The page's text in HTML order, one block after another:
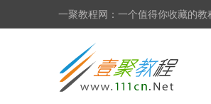
一聚教程网：一个值得你收藏的教